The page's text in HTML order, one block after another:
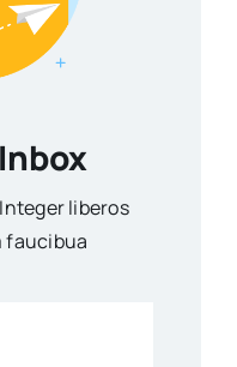
liberos
faucibua